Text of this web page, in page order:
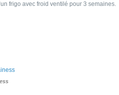
frigo avec froid ventilé pour 3 semaines.